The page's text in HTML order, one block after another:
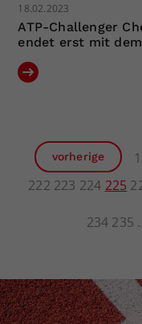
18.02.2023
ATP-Challenger
endet erst mit
vorherige 1
222 223 224 225
234 235